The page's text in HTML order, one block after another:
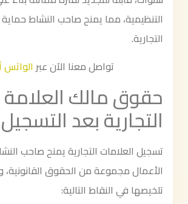
التنظيمية، مما يمنح صاحب النشاط
التجارية.
تواصل معنا الآن عبر
حقوق مالك العلامة
التجارية بعد التسجيل
تسجيل العلامات التجارية يمنح صاحب
الأعمال مجموعة من الحقوق
تلخيصها في النقاط التالية: